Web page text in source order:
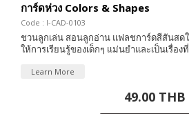
การ์ดห่วง Colors & Shapes
Code : I-CAD-0103
ชวนลูกเล่น สอนลูกอ่าน แฟลชการ์ดสีสันส
ให้การเรียนรู้ของเด็กๆ แม่นยำและเป็นเรื่อ
Learn More
49.00 THB